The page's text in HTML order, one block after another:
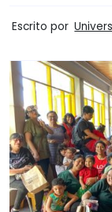
Escrito por